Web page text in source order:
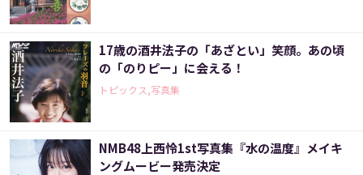
17歳の酒井法子の「あざとい」笑顔。あの頃
の「のりピー」に会える！
トピックス,写真集
NMB48上西怜1st写真集『水の温度』メイキ
ングムービー発売決定